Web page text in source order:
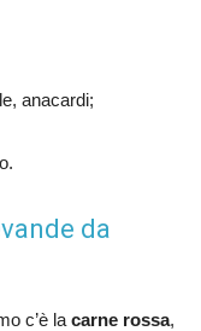
anacardi;
da
c’è la carne rossa,